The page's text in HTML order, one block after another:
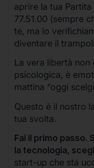
aprire la tua Partita
77.51.00 (sempre
te, ma lo
diventare il
La vera libertà non
psicologica, è
mattina “oggi
Questo è il nostro
tua svolta.
Fai il primo passo.
la tecnologia,
start-up che sta